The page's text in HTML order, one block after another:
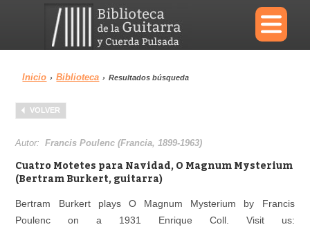
×
Menu
Biblioteca Diccionario
Área personal Reproductor
Inicio › Biblioteca › Resultados búsqueda
VOLVER
Autor:Francis Poulenc (Francia, 1899-1963)
Cuatro Motetes para Navidad, O Magnum Mysterium
(Bertram Burkert, guitarra)
Bertram Burkert plays O Magnum Mysterium by Francis
Poulenc on a 1931 Enrique Coll. Visit us: